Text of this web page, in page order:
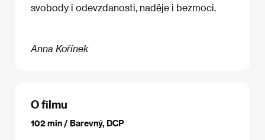
svobody i odevzdanosti, naděje i bezmoci.
Anna Kořínek
O filmu
102 min / Barevný, DCP